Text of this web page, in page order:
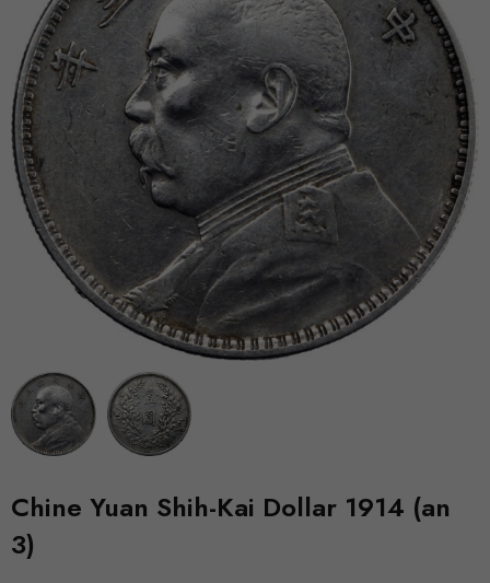
Chine Yuan Shih-Kai Dollar 1914 (an
3)